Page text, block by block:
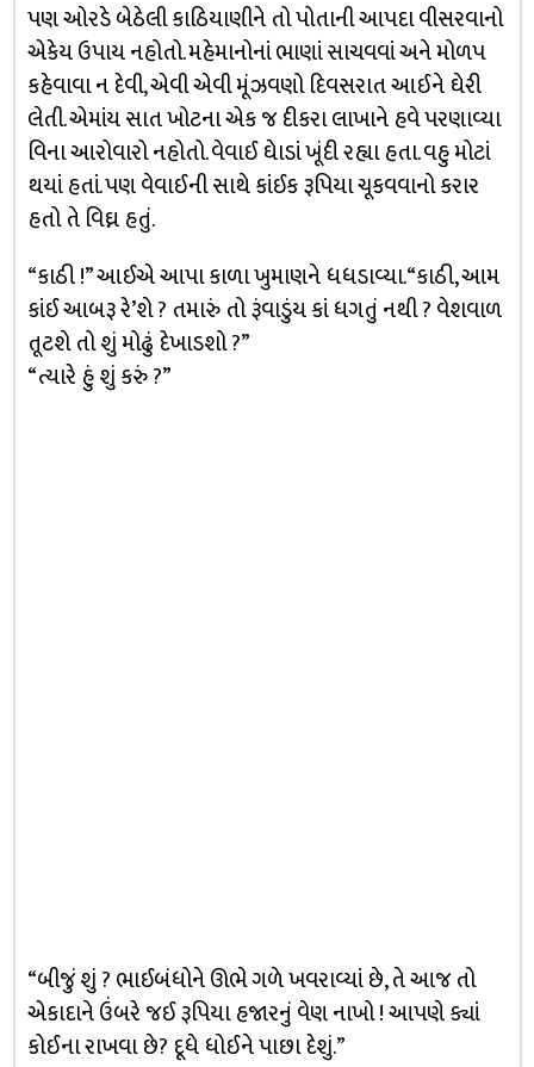
પણ ઓરડે બેઠેલી કાઠિયાણીને તો પોતાની આપદા વીસરવાનો
એકેય ઉપાય નહોતો. મહેમાનોનાં ભાણાં સાચવવાં અને મોળપ
કહેવાવા ન દેવી, એવી એવી મૂંઝવણો દિવસરાત આઈને ઘેરી
લેતી. એમાંય સાત ખોટના એક જ દીકરા લાખાને હવે પરણાવ્યા
વિના આરોવારો નહોતો. વેવાઈ ઘેાડાં ખૂંદી રહ્યા હતા. વહુ મોટાં
થયાં હતાં. પણ વેવાઈની સાથે કાંઈક રૂપિયા ચૂકવવાનો કરાર
હતો તે વિઘ્ન હતું.
“કાઠી !” આઈએ આપા કાળા ખુમાણને ધધડાવ્યા. “કાઠી, આમ
કાંઈ આબરૂ રે’શે ? તમારું તો રૂંવાડુંય કાં ધગતું નથી ? વેશવાળ
તૂટશે તો શું મોઢું દેખાડશો ?”
“ત્યારે હું શું કરું ?”
“બીજું શું ? ભાઈબંધોને ઊભે ગળે ખવરાવ્યાં છે, તે આજ તો
એકાદાને ઉંબરે જઈ રૂપિયા હજારનું વેણ નાખો ! આપણે ક્યાં
કોઈના રાખવા છે? દૂધે ધોઈને પાછા દેશું.”